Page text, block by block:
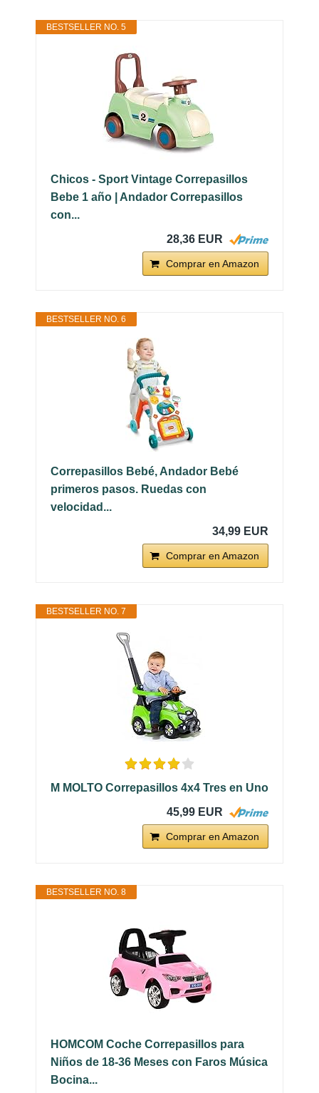
BESTSELLER NO. 5
Chicos - Sport Vintage Correpasillos
Bebe 1 año | Andador Correpasillos
con...
28,36 EUR
Comprar en Amazon
BESTSELLER NO. 6
Correpasillos Bebé, Andador Bebé
primeros pasos. Ruedas con
velocidad...
34,99 EUR
Comprar en Amazon
BESTSELLER NO. 7
M MOLTO Correpasillos 4x4 Tres en Uno
45,99 EUR
Comprar en Amazon
BESTSELLER NO. 8
HOMCOM Coche Correpasillos para
Niños de 18-36 Meses con Faros Música
Bocina...